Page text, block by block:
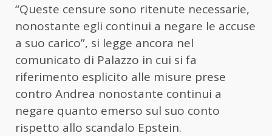
“Queste censure sono ritenute necessarie,
nonostante egli continui a negare le accuse
a suo carico”, si legge ancora nel
comunicato di Palazzo in cui si fa
riferimento esplicito alle misure prese
contro Andrea nonostante continui a
negare quanto emerso sul suo conto
rispetto allo scandalo Epstein.